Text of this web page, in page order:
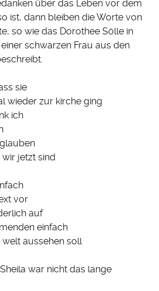
über das Leben vor dem
ist, dann bleiben die Worte von
so wie das Dorothee Sölle in
schwarzen Frau aus den
sie
wieder zur kirche ging
ich
jetzt sind
vor
auf
einfach
aussehen soll
war nicht das lange